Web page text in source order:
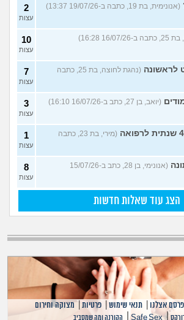
(אנונימית, בת 19, כתבה ב-19/07/26 13:37) 2
עצות
07/26 16:28)
10
עצות
לראשונה
(נהגת לחוצה, בת 25, כתבה
7
עצות
(יואב, בן 27, כתב ב-16/07/26 16:10) 3
עצות
(מירי, בת 23, כתבה
1
עצות
(אנונימי, בן 28, כתב ב-15/07/26
8
עצות
הצג עוד שאלות חדשות
פרסם אצלנו |תנאי שימוש |פרטיות |מצוקה וחירום
|
Safe Sex
| הקורנה ומה שמסביב